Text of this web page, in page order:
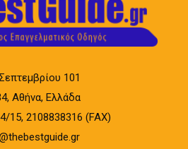
101
Αθήνα, Ελλάδα
15, 2108838316 (FAX)